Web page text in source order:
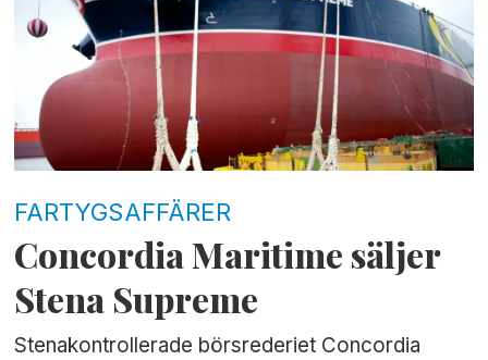
FARTYGSAFFÄRER
Concordia Maritime säljer
Stena Supreme
Stenakontrollerade börsrederiet Concordia